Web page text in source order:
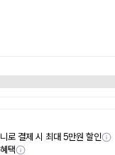
로 결제 시 최대 5만원 할인
택